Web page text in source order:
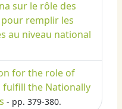
sur le rôle des
remplir les
au niveau national
for the role of
fulfill the Nationally
- pp. 379-380.